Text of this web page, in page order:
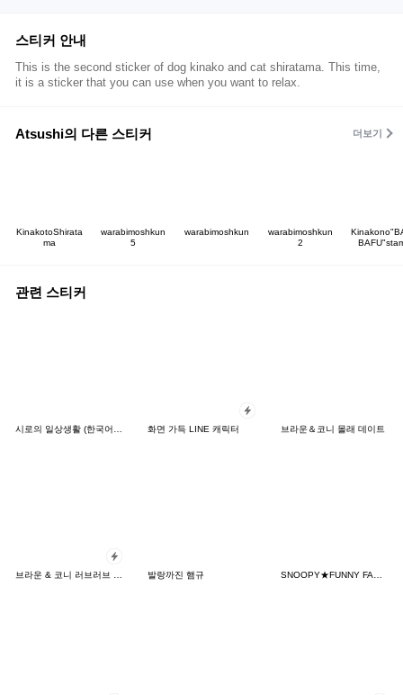
스티커 안내
This is the second sticker of dog kinako and cat shiratama. This time,
it is a sticker that you can use when you want to relax.
Atsushi의 다른 스티커 더보기
KinakotoShirata
ma
warabimoshkun
5
warabimoshkun
warabimoshkun
2
관련 스티커
시로의 일상생활 (한국어&일본어) 화면 가득 LINE 캐릭터 브라운＆코니 몰래 데이트
발랑까진 햄규